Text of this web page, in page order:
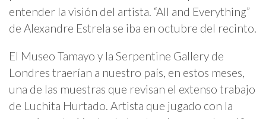
entender la visión del artista. “All and Everything”
de Alexandre Estrela se iba en octubre del recinto.
El Museo Tamayo y la Serpentine Gallery de
Londres traerían a nuestro país, en estos meses,
una de las muestras que revisan el extenso trabajo
de Luchita Hurtado. Artista que jugado con la